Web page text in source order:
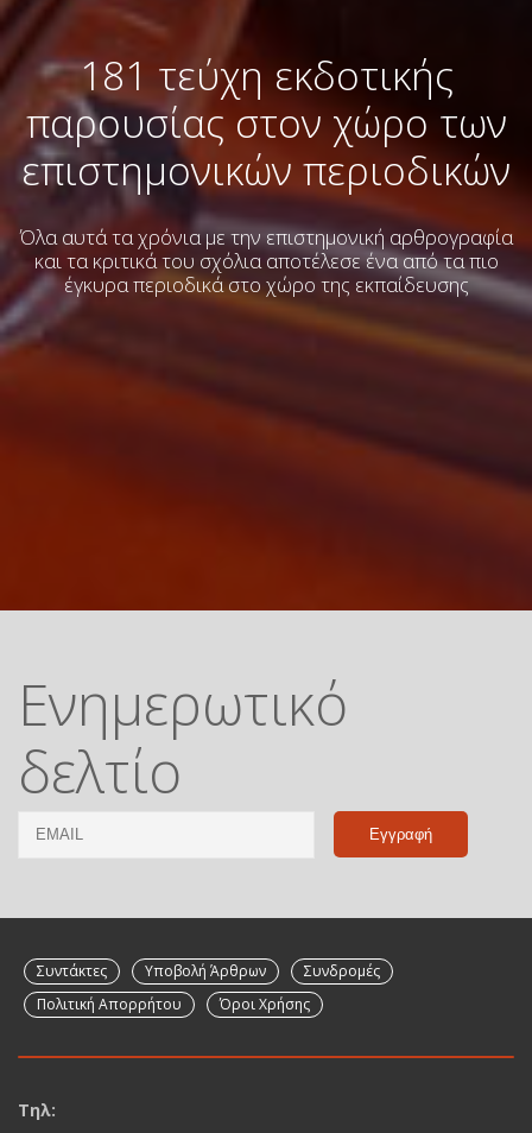
181 τεύχη εκδοτικής
παρουσίας στον χώρο των
επιστημονικών περιοδικών
Όλα αυτά τα χρόνια με την επιστημονική αρθρογραφία
και τα κριτικά του σχόλιααποτέλεσε ένα από τα πιο
έγκυρα περιοδικά στο χώρο της εκπαίδευσης
Ενημερωτικό
δελτίο
Email
Συντάκτες Υποβολή Άρθρων
Συνδρομές
Πολιτική Απορρήτου
Όροι Χρήσης
Τηλ: